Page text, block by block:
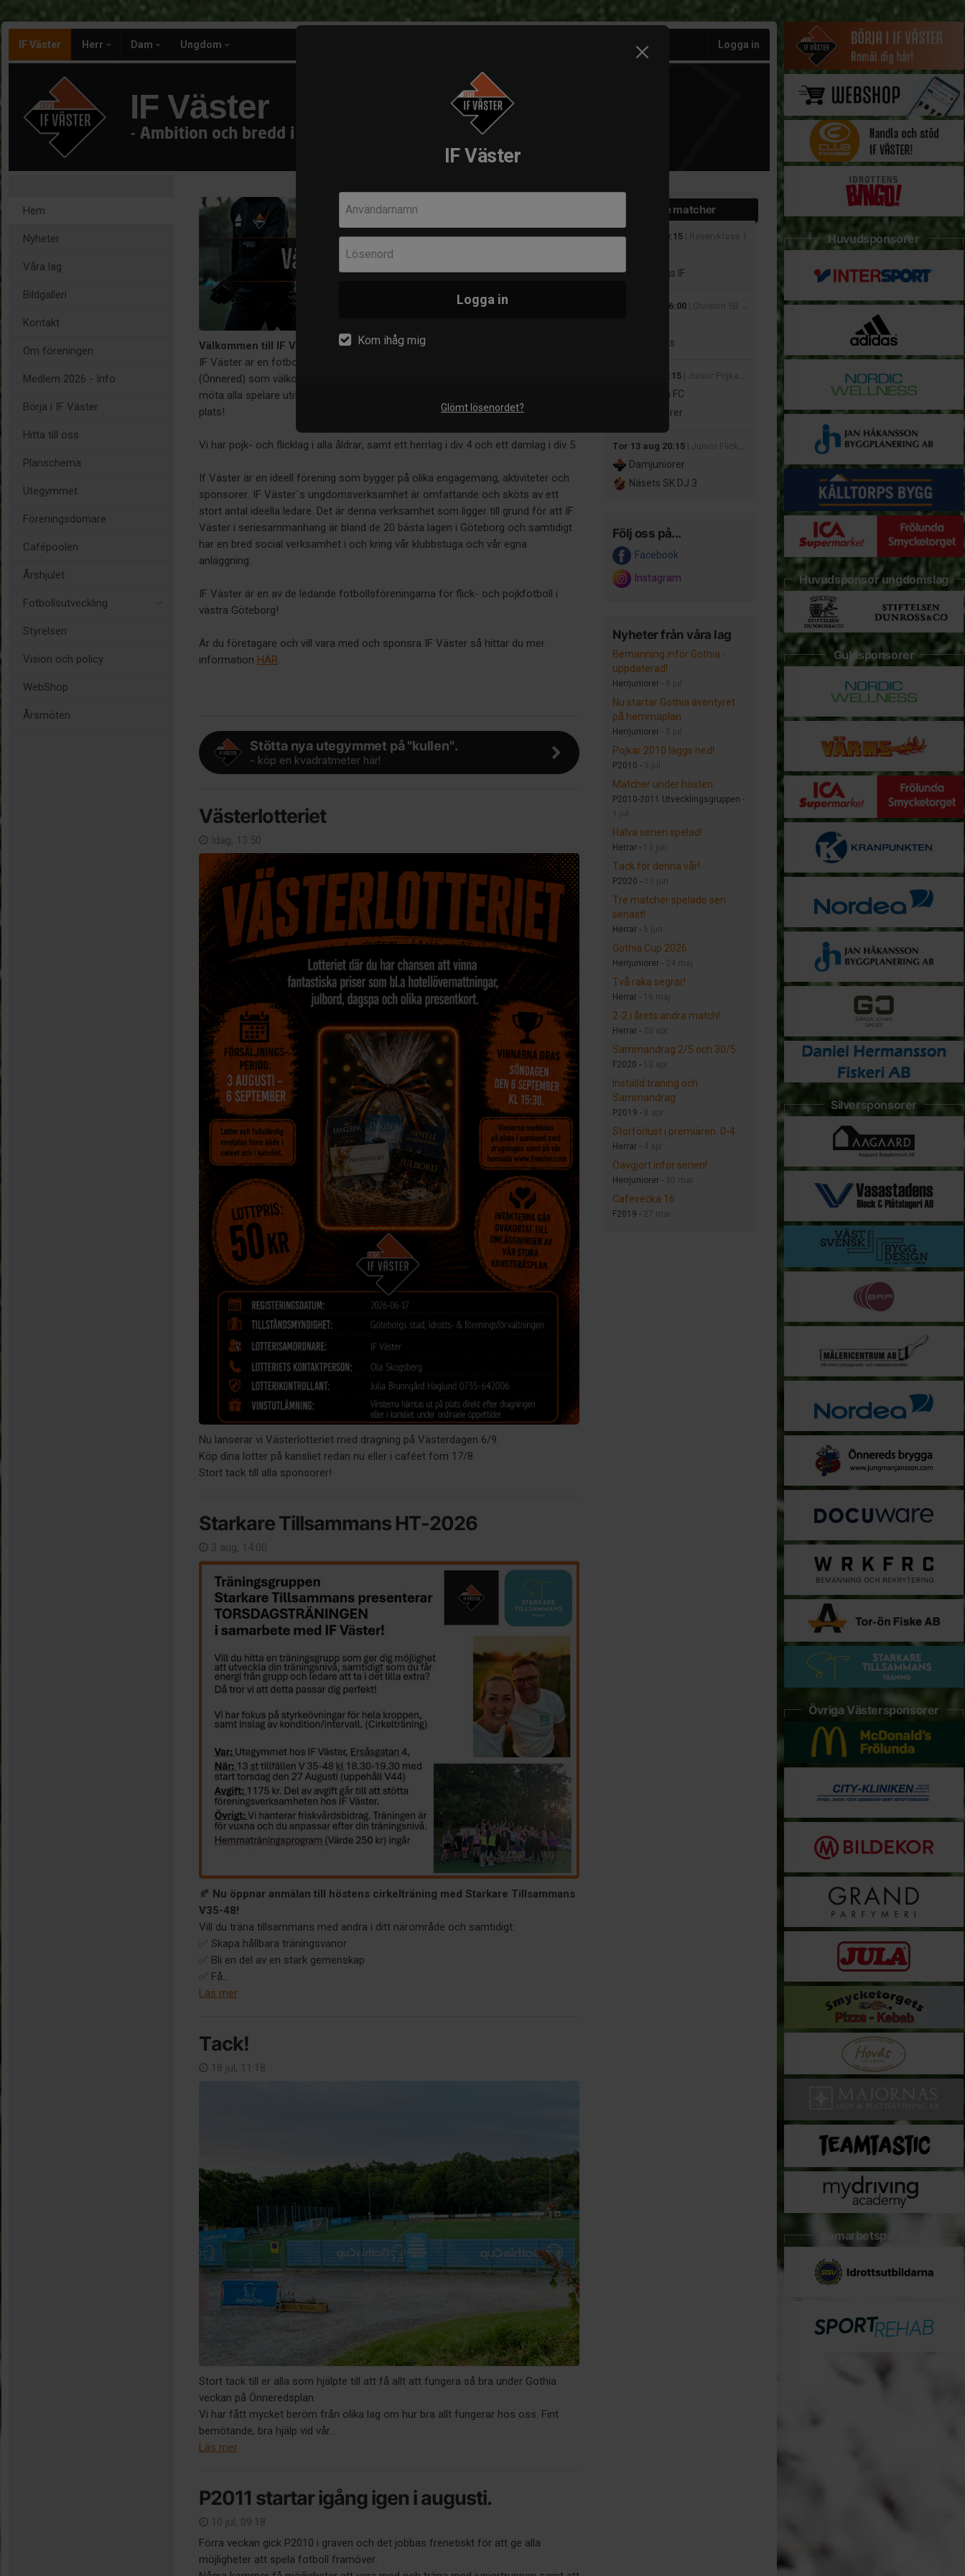
IF Väster Herr Dam Ungdom Logga in
IF Väster
Användarnamn
Lösenord
Logga in
Kom ihåg mig
Glömt lösenordet?
IF Väster
- Ambition och bredd i förening -
Hem
Nyheter
Våra lag
Bildgalleri
Kontakt
Om föreningen
Medlem 2026 - Info
Börja i IF Väster
Hitta till oss
Planschema
Utegymmet
Föreningsdomare
Cafépoolen
Årshjulet
Fotbollsutveckling
Styrelsen
Vision och policy
WebShop
Årsmöten
Kommande matcher
Tis 11 aug 20:15 | Reservklass 1
Fässbergs IF
Sön 23 aug 16:00 | Division 5B Dam
IFK Hindås
Sön 9 aug 14:15 | Junior Pojkar Div 2B
Gårdsten FC
Herrjuniorer
Tor 13 aug 20:15 | Junior Flickor Div 3 Höst
Damjuniorer
Näsets SK DJ 3
Följ oss på...
Facebook
Instagram
Nyheter från våra lag
Bemanning inför Gothia -
uppdaterad!
Herrjuniorer - 9 jul
Nu startar Gothia äventyret
på hemmaplan
Herrjuniorer - 5 jul
Pojkar 2010 läggs ned!
P2010 - 3 jul
Matcher under hösten.
P2010-2011 Utvecklingsgruppen -
1 jul
Halva serien spelad!
Herrar - 13 jun
Tack för denna vår!
P2020 - 13 jun
Tre matcher spelade sen
senast!
Herrar - 5 jun
Gothia Cup 2026
Herrjuniorer - 24 maj
Två raka segrar!
Herrar - 16 maj
2-2 i årets andra match!
Herrar - 20 apr
Sammandrag 2/5 och 30/5
F2020 - 13 apr
Inställd träning och
Sammandrag
P2019 - 8 apr
Storförlust i premiären. 0-4.
Herrar - 4 apr
Oavgjort inför serien!
Herrjuniorer - 30 mar
Cafevecka 16
F2019 - 27 mar
Välkommen till IF Väster
IF Väster är en fotbollsförening med ca 1000 medlemmar i västra Göteborg
(Önnered) som välkomnar alla barn och ungdomar. Vi har en målsättning att
möta alla spelare utifrån deras utveckling- och ambitionsnivå. Här ska alla få
plats!
Vi har pojk- och flicklag i alla åldrar, samt ett herrlag i div 4 och ett damlag i div 5.
If Väster är en ideell förening som bygger på olika engagemang, aktiviteter och
sponsorer. IF Väster´s ungdomsverksamhet är omfattande och sköts av ett
stort antal ideella ledare. Det är denna verksamhet som ligger till grund för att IF
Väster i seriesammanhang är bland de 20 bästa lagen i Göteborg och samtidigt
har en bred social verksamhet i och kring vår klubbstuga och vår egna
anläggning.
IF Väster är en av de ledande fotbollsföreningarna för flick- och pojkfotboll i
västra Göteborg!
Är du företagare och vill vara med och sponsra IF Väster så hittar du mer
information HÄR
Stötta nya utegymmet på "kullen".
- köp en kvadratmeter här!
Västerlotteriet
Idag, 13:50
Nu lanserar vi Västerlotteriet med dragning på Västerdagen 6/9.
Köp dina lotter på kansliet redan nu eller i caféet fom 17/8.
Stort tack till alla sponsorer!
Starkare Tillsammans HT-2026
3 aug, 14:00
🍂 Nu öppnar anmälan till höstens cirkelträning med Starkare Tillsammans
V35-48!
Vill du träna tillsammans med andra i ditt närområde och samtidigt:
✅ Skapa hållbara träningsvanor
✅ Bli en del av en stark gemenskap
✅ Få...
Läs mer
Tack!
18 jul, 11:18
Stort tack till er alla som hjälpte till att få allt att fungera så bra under Gothia
veckan på Önneredsplan.
Vi har fått mycket beröm från olika lag om hur bra allt fungerar hos oss. Fint
bemötande, bra hjälp vid vår...
Läs mer
P2011 startar igång igen i augusti.
10 jul, 09:18
Förra veckan gick P2010 i graven och det jobbas frenetiskt för att ge alla
möjligheter att spela fotboll framöver.
Huvudsponsorer
Huvudsponsor ungdomslag
Guldsponsorer
Silversponsorer
Övriga Västersponsorer
Samarbetspartners